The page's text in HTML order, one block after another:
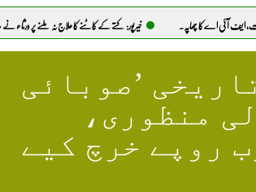
خیرپور: کتے کے کاٹنے کا علاج نہ ملنے پر ورثاء نے مریض کو درخت سے باندھ دیا.
’صوبائی
کی اصولی منظوری،
کی ترقی پر 7 ارب روپے خرچ کیے